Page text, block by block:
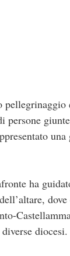
persone
ha
diocesi.